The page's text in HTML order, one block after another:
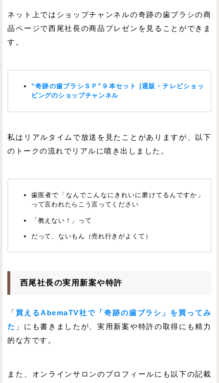
ネット上ではショップチャンネルの奇跡の歯ブラシの商
品ページで西尾社長の商品プレゼンを見ることができま
す。
“奇跡の歯ブラシＳＰ”９本セット |通販・テレビショッ
ピングのショップチャンネル
私はリアルタイムで放送を見たことがありますが、以下
のトークの流れでリアルに噴き出しました。
歯医者で「なんでこんなにきれいに磨けてるんですか」
って言われたらこう言ってください
「教えない！」って
だって、ないもん（売れ行きがよくて）
西尾社長の実用新案や特許
「 買えるAbemaTV社で「奇跡の歯ブラシ」を買ってみ
た 」にも書きましたが、実用新案や特許の取得にも精力
的な方です。
また、オンラインサロンのプロフィールにも以下の記載